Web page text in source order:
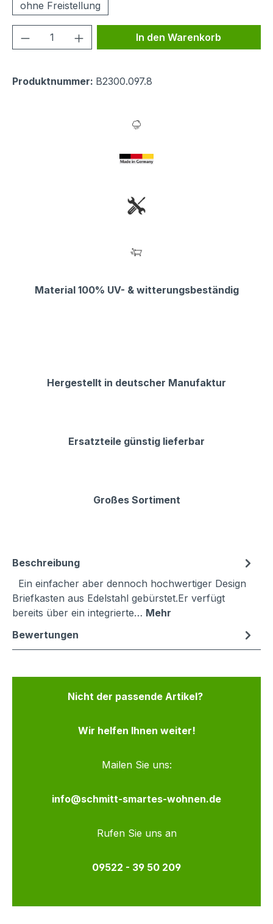
ohne Freistellung
Produkt Anzahl: Gib denIn den Warenkorb
Produktnummer: B2300.097.8
Material 100% UV- & witterungsbeständig
Hergestellt in deutscher Manufaktur
Ersatzteile günstig lieferbar
Großes Sortiment
Beschreibung
Ein einfacher aber dennoch hochwertiger Design
Briefkasten aus Edelstahl gebürstet.Er verfügt
bereits über ein integrierte… Mehr
Bewertungen
Nicht der passende Artikel?
Wir helfen Ihnen weiter!
Mailen Sie uns:
info@schmitt-smartes-wohnen.de
Rufen Sie uns an
09522 - 39 50 209